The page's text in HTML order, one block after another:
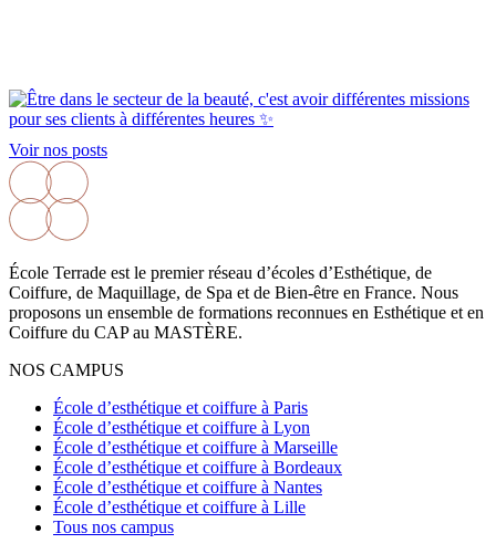
Voir nos posts
École Terrade est le premier réseau d’écoles d’Esthétique, de
Coiffure, de Maquillage, de Spa et de Bien-être en France. Nous
proposons un ensemble de formations reconnues en Esthétique et en
Coiffure du CAP au MASTÈRE.
NOS CAMPUS
École d’esthétique et coiffure à Paris
École d’esthétique et coiffure à Lyon
École d’esthétique et coiffure à Marseille
École d’esthétique et coiffure à Bordeaux
École d’esthétique et coiffure à Nantes
École d’esthétique et coiffure à Lille
Tous nos campus